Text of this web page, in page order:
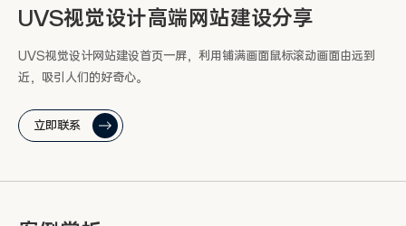
UVS视觉设计高端网站建设分享
UVS视觉设计网站建设首页一屏，利用铺满画面鼠标滚动画面由远到
近，吸引人们的好奇心。
立即联系